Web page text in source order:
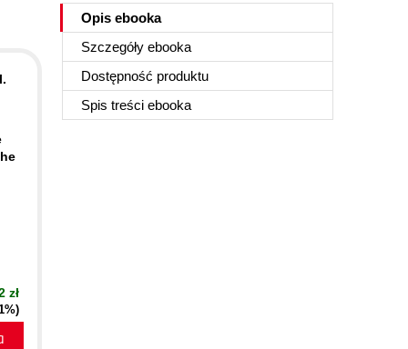
Opis ebooka
Szczegóły ebooka
Dostępność produktu
Spis treści ebooka
zł